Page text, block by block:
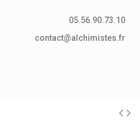
05.56.90.73.10
contact@alchimistes.fr